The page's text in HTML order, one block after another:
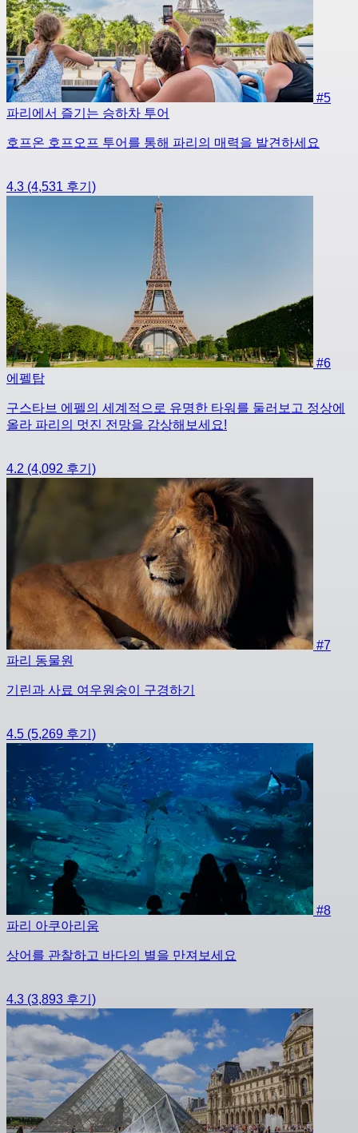
#5
파리에서 즐기는 승하차 투어
호프온 호프오프 투어를 통해 파리의 매력을 발견하세요
4.3 (4,531 후기)
#6
에펠탑
구스타브 에펠의 세계적으로 유명한 타워를 둘러보고 정상에
올라 파리의 멋진 전망을 감상해보세요!
4.2 (4,092 후기)
#7
파리 동물원
기린과 사료 여우원숭이 구경하기
4.5 (5,269 후기)
#8
파리 아쿠아리움
상어를 관찰하고 바다의 별을 만져보세요
4.3 (3,893 후기)